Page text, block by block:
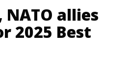
allies
2025 Best